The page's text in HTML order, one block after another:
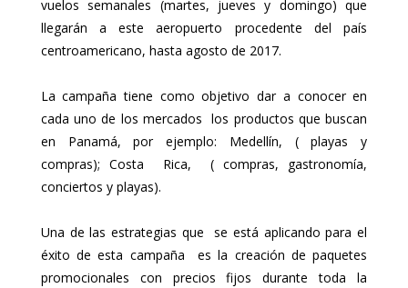
vuelos semanales (martes, jueves y domingo) que
llegarán a este aeropuerto procedente del país
centroamericano, hasta agosto de 2017.
La campaña tiene como objetivo dar a conocer en
cada uno de los mercados los productos que buscan
en Panamá, por ejemplo: Medellín, ( playas y
compras); Costa Rica, ( compras, gastronomía,
conciertos y playas).
Una de las estrategias que se está aplicando para el
éxito de esta campaña es la creación de paquetes
promocionales con precios fijos durante toda la